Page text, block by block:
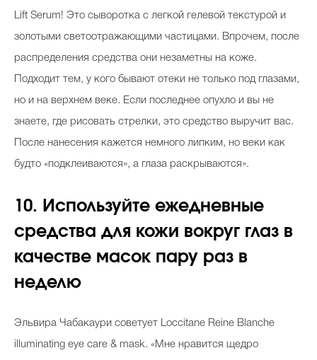
Lift Serum! Это сыворотка с легкой гелевой текстурой и
золотыми светоотражающими частицами. Впрочем, после
распределения средства они незаметны на коже.
Подходит тем, у кого бывают отеки не только под глазами,
но и на верхнем веке. Если последнее опухло и вы не
знаете, где рисовать стрелки, это средство выручит вас.
После нанесения кажется немного липким, но веки как
будто «подклеиваются», а глаза раскрываются».
10. Используйте ежедневные
средства для кожи вокруг глаз в
качестве масок пару раз в
неделю
Эльвира Чабакаури советует Loccitane Reine Blanche
illuminating eye care & mask. «Мне нравится щедро